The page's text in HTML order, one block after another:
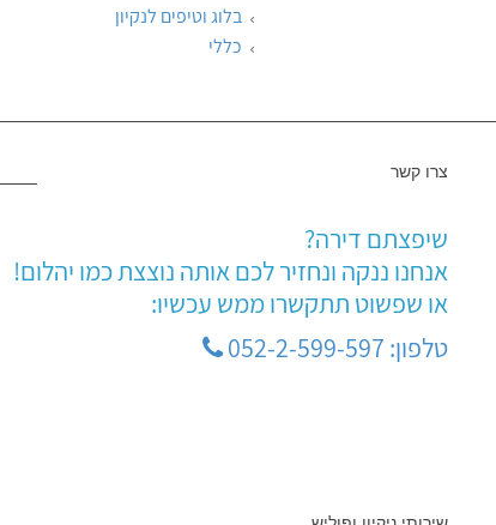
בלוג וטיפים לנקיון
כללי
צרו קשר
שיפצתם דירה?
אנחנו ננקה ונחזיר לכם אותה נוצצת כמו יהלום!
או שפשוט תתקשרו ממש עכשיו:
טלפון: 052-2-599-597